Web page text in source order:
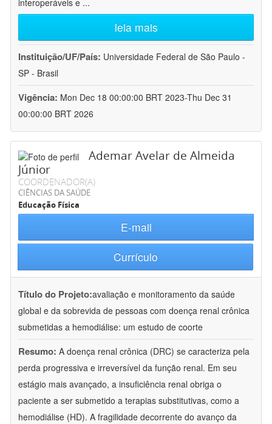
interoperáveis e ...
leia mais
Instituição/UF/País: Universidade Federal de São Paulo -
SP - Brasil
Vigência: Mon Dec 18 00:00:00 BRT 2023-Thu Dec 31
00:00:00 BRT 2026
Ademar Avelar de Almeida
Júnior
COORDENADOR(A)
CIÊNCIAS DA SAÚDE
Educação Física
E-mail
Currículo
Título do Projeto:avaliação e monitoramento da saúde
global e da sobrevida de pessoas com doença renal crônica
submetidas a hemodiálise: um estudo de coorte
Resumo: A doença renal crônica (DRC) se caracteriza pela
perda progressiva e irreversível da função renal. Em seu
estágio mais avançado, a insuficiência renal obriga o
paciente a ser submetido a terapias substitutivas, como a
hemodiálise (HD). A fragilidade decorrente do avanço da